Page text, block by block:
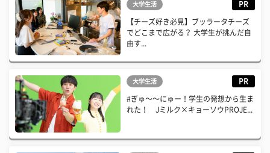
大学生活 PR
【チーズ好き必見】ブッラータチーズ
でどこまで広がる？ 大学生が挑んだ自
由す...
大学生活 PR
#ぎゅ〜〜にゅー！学生の発想から生ま
れた！ Jミルク×キョーソウPROJE...